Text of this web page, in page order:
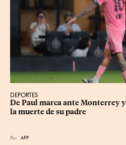
DEPORTES
De Paul marca ante Monterrey
la muerte de su padre
Por AFP